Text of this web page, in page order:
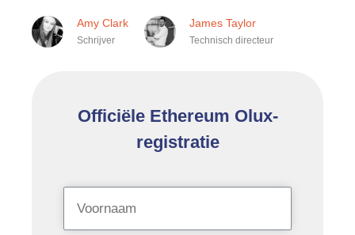
Amy Clark
Schrijver
James Taylor
Technisch directeur
Officiële Ethereum Olux-
registratie